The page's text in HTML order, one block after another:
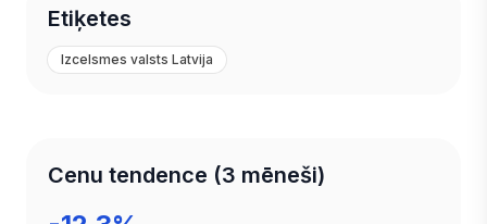
Etiķetes
Izcelsmes valsts Latvija
Cenu tendence (3 mēneši)